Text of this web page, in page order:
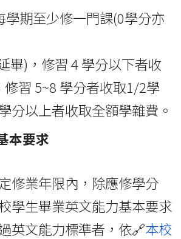
學期至少修一門課(0學分亦
畢)，修習 4 學分以下者收
習 5~8 學分者收取1/2學
分以上者收取全額學雜費。
本要求
修業年限內，除應修學分
學生畢業英文能力基本要求
英文能力標準者，依🔗本校